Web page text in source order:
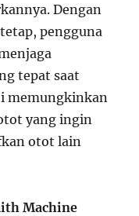
Dengan
pengguna
tepat saat
memungkinkan
yang ingin
otot lain
Machine